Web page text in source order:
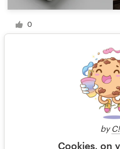
by
Cookies, on
0
1 sur